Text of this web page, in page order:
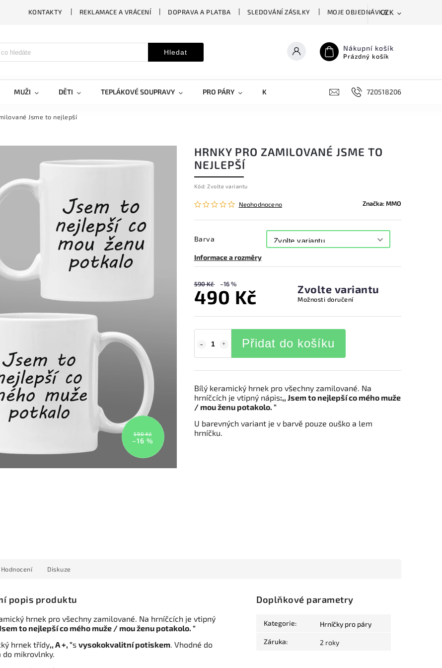
KONTAKTY REKLAMACE A VRÁCENÍ DOPRAVA A PLATBA SLEDOVÁNÍ ZÁSILKY MOJE OBJEDNÁVKACZK
Hledat Nákupní košík
Prázdný košík
MUŽI DĚTI TEPLÁKOVÉ SOUPRAVY PRO PÁRY KRYTY NA MOBILY DOPLŇKY720518206
Jsme to nejlepší
590 Kč
–16 %
HRNKY PRO ZAMILOVANÉ JSME TO
NEJLEPŠÍ
Kód: Zvolte variantu
Neohodnoceno Značka:MMO
Barva
Informace a rozměry
590 Kč –16 %
490 Kč Zvolte variantu
Možnosti doručení
Přidat do košíku
Bílý keramický hrnek pro všechny zamilované. Na
hrníčcích je vtipný nápis:,, Jsem to nejlepší co mého muže
/ mou ženu potakolo. "
U barevných variant je v barvě pouze ouško a lem
hrníčku.
Hodnocení Diskuze
popis produktu
hrnek pro všechny zamilované. Na hrníčcích je vtipný
to nejlepší co mého muže / mou ženu potakolo. "
hrnek třídy,, A +, "s vysokokvalitní potiskem. Vhodné do
do mikrovlnky.
Doplňkové parametry
Kategorie: Hrníčky pro páry
Záruka: 2 roky